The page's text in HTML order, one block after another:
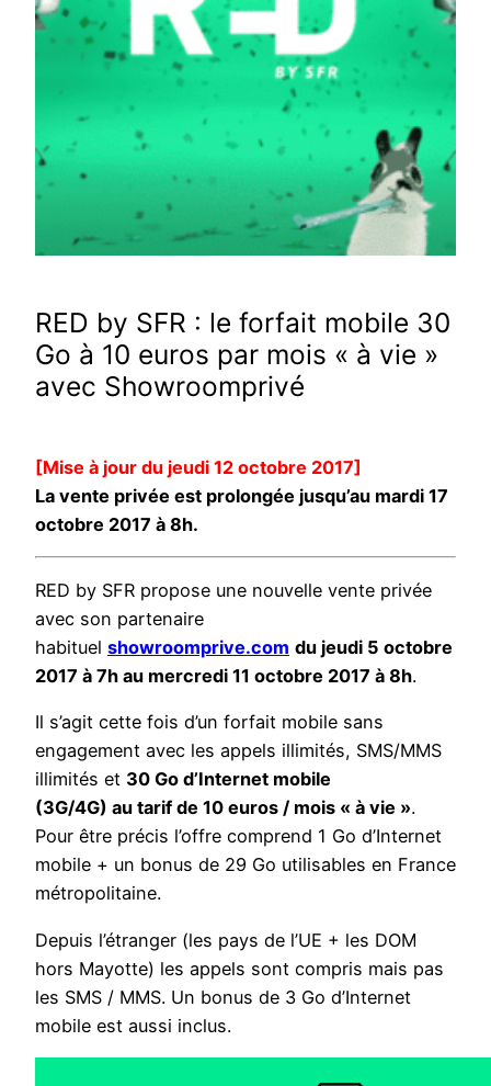
RED by SFR : le forfait mobile 30
Go à 10 euros par mois « à vie »
avec Showroomprivé
[Mise à jour du jeudi 12 octobre 2017]
La vente privée est prolongée jusqu’au mardi 17
octobre 2017 à 8h.
RED by SFR propose une nouvelle vente privée
avec son partenaire
habituel showroomprive.com du jeudi 5 octobre
2017 à 7h au mercredi 11 octobre 2017 à 8h.
Il s’agit cette fois d’un forfait mobile sans
engagement avec les appels illimités, SMS/MMS
illimités et 30 Go d’Internet mobile
(3G/4G) au tarif de 10 euros / mois « à vie ».
Pour être précis l’offre comprend 1 Go d’Internet
mobile + un bonus de 29 Go utilisables en France
métropolitaine.
Depuis l’étranger (les pays de l’UE + les DOM
hors Mayotte) les appels sont compris mais pas
les SMS / MMS. Un bonus de 3 Go d’Internet
mobile est aussi inclus.